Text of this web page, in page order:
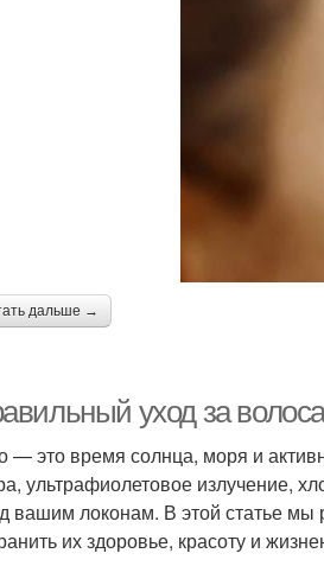
дальше →
уход за
— это время солнца, моря и
ультрафиолетовое излучение,
вашим локонам. В этой статье мы
их здоровье, красоту и